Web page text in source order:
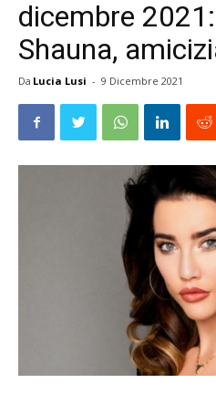
dicembre
Shauna,
Da Lucia Lusi - 9 Dicembre 2021